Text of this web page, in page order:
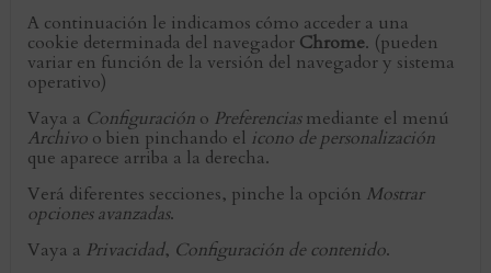
A continuación le indicamos cómo acceder a una
cookie determinada del navegador Chrome. (pueden
variar en función de la versión del navegador y sistema
operativo)
Vaya a Configuracióno Preferenciasmediante el menú
Archivoo bien pinchando el icono de personalización
que aparece arriba a la derecha.
Verá diferentes secciones, pinche la opción Mostrar
opciones avanzadas.
Vaya a Privacidad, Configuración de contenido.